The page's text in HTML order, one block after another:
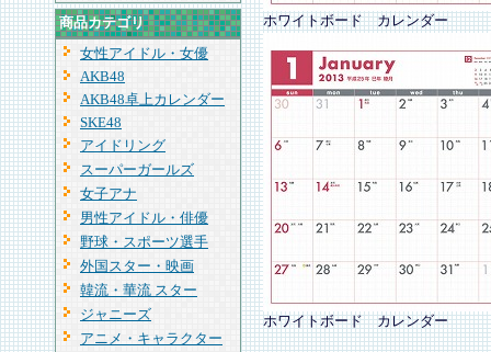
商品カテゴリ
女性アイドル・女優
AKB48
AKB48卓上カレンダー
SKE48
アイドリング
スーパーガールズ
女子アナ
男性アイドル・俳優
野球・スポーツ選手
外国スター・映画
韓流・華流 スター
ジャニーズ
アニメ・キャラクター
ホワイトボード カレンダー
ホワイトボード カレンダー